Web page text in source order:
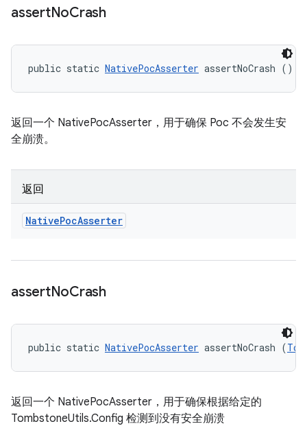
assertNoCrash
public static NativePocAsserter assertNoCrash ()
返回一个 NativePocAsserter，用于确保 Poc 不会发生安
全崩溃。
返回
NativePocAsserter
assertNoCrash
public static NativePocAsserter assertNoCrash (
返回一个 NativePocAsserter，用于确保根据给定的
TombstoneUtils.Config 检测到没有安全崩溃